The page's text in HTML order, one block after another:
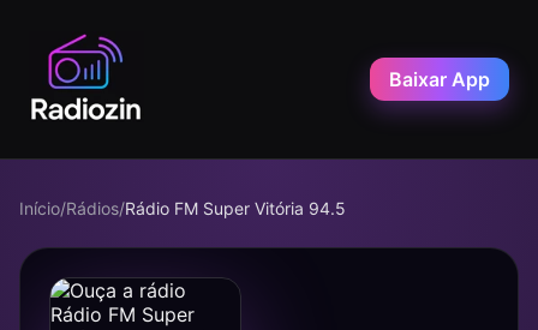
Baixar App
Início/Rádios/Rádio FM Super Vitória 94.5